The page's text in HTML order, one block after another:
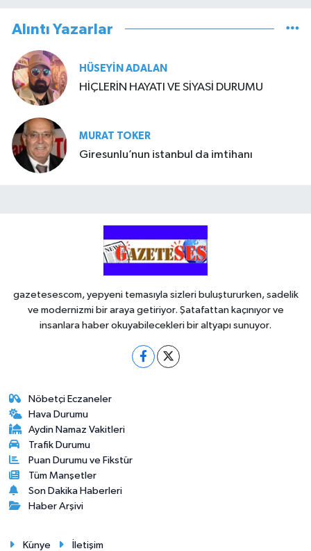
Alıntı Yazarlar
HÜSEYIN ADALAN
HİÇLERİN HAYATI VE SİYASİ DURUMU
MURAT TOKER
Giresunlu’nun istanbul da imtihanı
gazetesescom, yepyeni temasıyla sizleri buluştururken, sadelik
ve modernizmi bir araya getiriyor. Şatafattan kaçınıyor ve
insanlara haber okuyabilecekleri bir altyapı sunuyor.
Nöbetçi Eczaneler
Hava Durumu
Aydin Namaz Vakitleri
Trafik Durumu
Puan Durumu ve Fikstür
Tüm Manşetler
Son Dakika Haberleri
Haber Arşivi
Künye İletişim